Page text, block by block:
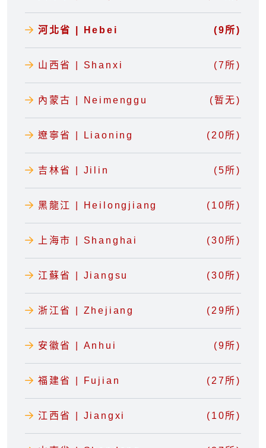
河北省 | Hebei (9所)
山西省 | Shanxi (7所)
內蒙古 | Neimenggu (暂无)
遼寧省 | Liaoning (20所)
吉林省 | Jilin (5所)
黑龍江 | Heilongjiang (10所)
上海市 | Shanghai (30所)
江蘇省 | Jiangsu (30所)
浙江省 | Zhejiang (29所)
安徽省 | Anhui (9所)
福建省 | Fujian (27所)
江西省 | Jiangxi (10所)